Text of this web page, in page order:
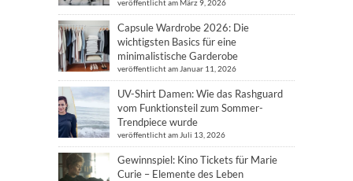
veröffentlicht am März 9, 2026
Capsule Wardrobe 2026: Die
wichtigsten Basics für eine
minimalistische Garderobe
veröffentlicht am Januar 11, 2026
UV-Shirt Damen: Wie das Rashguard
vom Funktionsteil zum Sommer-
Trendpiece wurde
veröffentlicht am Juli 13, 2026
Gewinnspiel: Kino Tickets für Marie
Curie – Elemente des Leben